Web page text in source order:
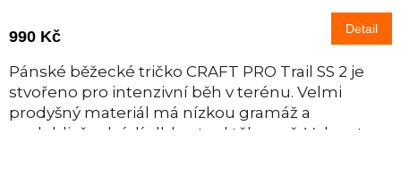
990 Kč Detail
Pánské běžecké tričko CRAFT PRO Trail SS 2 je
stvořeno pro intenzivní běh v terénu. Velmi
prodyšný materiál má nízkou gramáž a
spolehlivě odvádí vlhkost od těla pryč. Volnost...